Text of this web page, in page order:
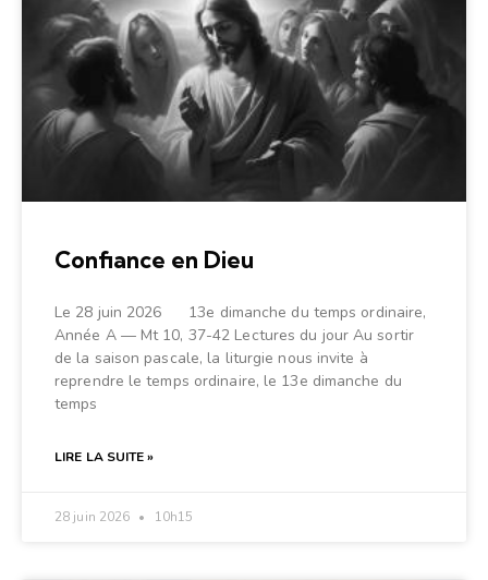
Confiance en Dieu
Le 28 juin 2026 13e dimanche du temps ordinaire,
Année A — Mt 10, 37-42 Lectures du jour Au sortir
de la saison pascale, la liturgie nous invite à
reprendre le temps ordinaire, le 13e dimanche du
temps
LIRE LA SUITE »
28 juin 2026 10h15